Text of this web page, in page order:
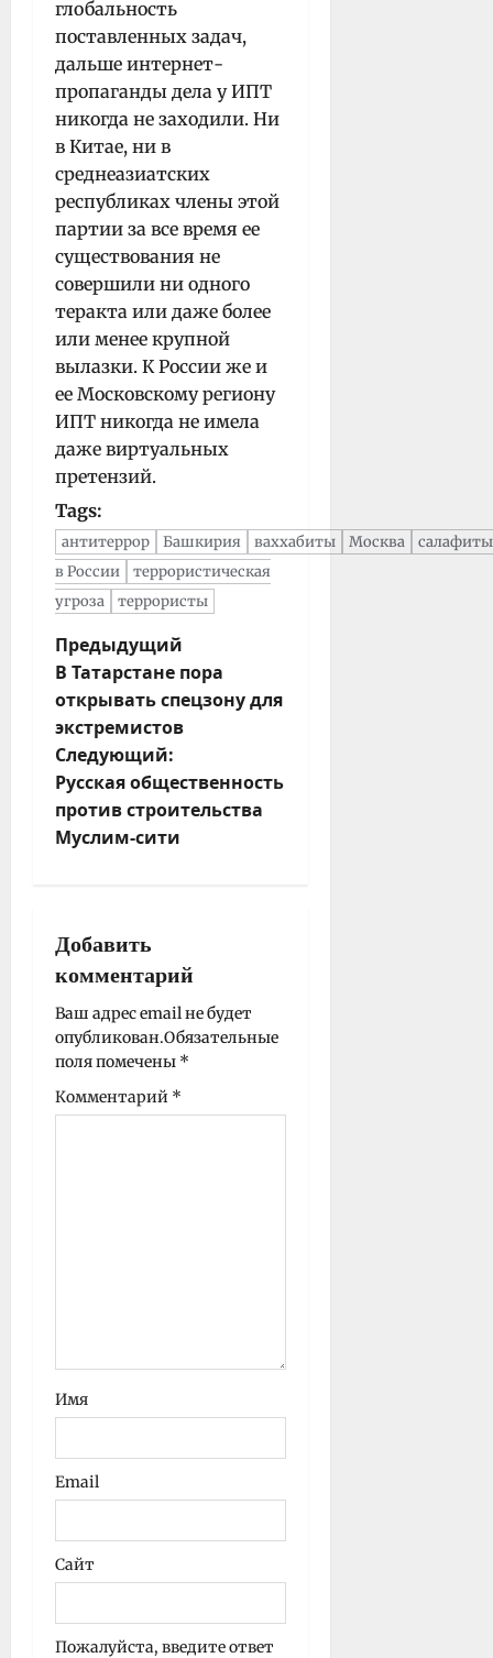
глобальность
поставленных задач,
дальше интернет-
пропаганды дела у ИПТ
никогда не заходили. Ни
в Китае, ни в
среднеазиатских
республиках члены этой
партии за все время ее
существования не
совершили ни одного
теракта или даже более
или менее крупной
вылазки. К России же и
ее Московскому региону
ИПТ никогда не имела
даже виртуальных
претензий.
Tags:
антитеррор Башкирия ваххабиты Москва
салафиты
в России
террористическая
угроза
террористы
Н
а
в
и
г
а
ц
и
п
и
с
и
Предыдущий
В Татарстане пора
открывать спецзону для
экстремистов
Следующий:
Русская общественность
против строительства
Муслим-сити
Добавить
комментарий
Ваш адрес email не будет
опубликован.Обязательные
поля помечены *
Комментарий *
Имя
Email
Сайт
Пожалуйста, введите ответ